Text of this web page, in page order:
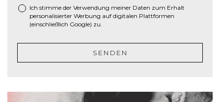
h
g
t
Ich stimme der Verwendung meiner Daten zum Erhalt
personalisierter Werbung auf digitalen Plattformen
(einschließlich Google) zu.
SENDEN